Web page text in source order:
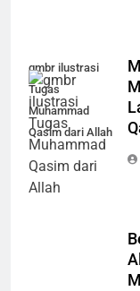
gmbr ilustrasi
Tugas
Muhammad
Qasim dari Allah